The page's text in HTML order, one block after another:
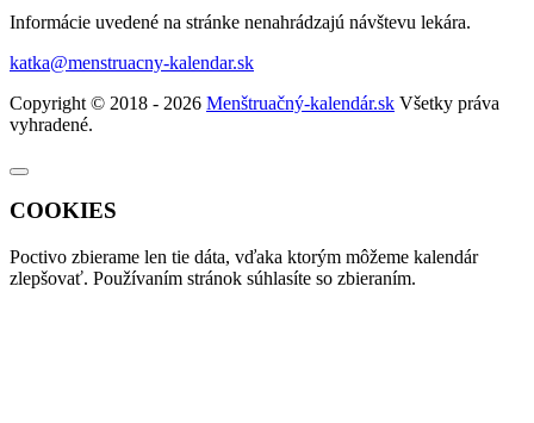
Informácie uvedené na stránke nenahrádzajú návštevu lekára.
katka@menstruacny-kalendar.sk
Copyright © 2018 - 2026 Menštruačný-kalendár.sk Všetky práva
vyhradené.
COOKIES
Poctivo zbierame len tie dáta, vďaka ktorým môžeme kalendár
zlepšovať. Používaním stránok súhlasíte so zbieraním.